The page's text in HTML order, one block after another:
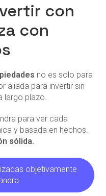
con
con
no es solo para
aliada para invertir sin
largo plazo.
para ver cada
y basada en hechos.
sólida.
objetivamente